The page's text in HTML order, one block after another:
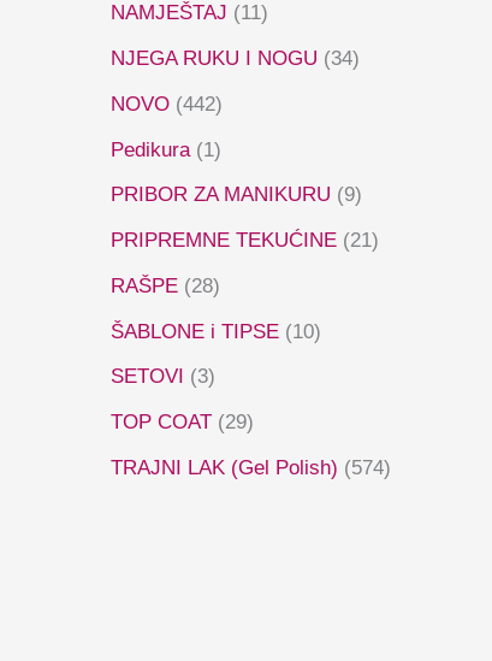
NAMJEŠTAJ (11)
NJEGA RUKU I NOGU (34)
NOVO (442)
Pedikura (1)
PRIBOR ZA MANIKURU (9)
PRIPREMNE TEKUĆINE (21)
RAŠPE (28)
ŠABLONE i TIPSE (10)
SETOVI (3)
TOP COAT (29)
TRAJNI LAK (Gel Polish) (574)